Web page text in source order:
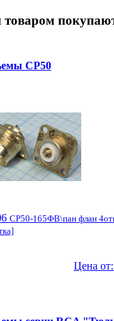
товаром
СР50
СР50-165ФВ\пан флан
Цена от: